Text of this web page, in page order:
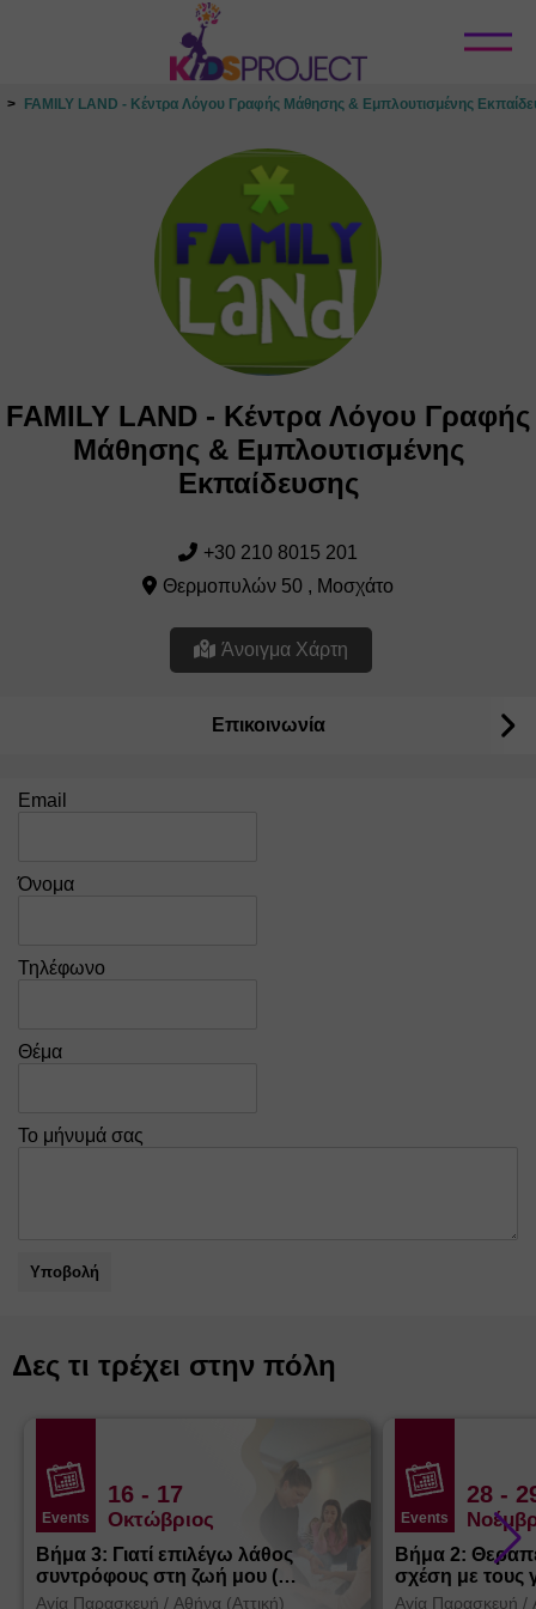
Κλείσιμο
FAMILY LAND - Κέντρα Λόγου Γραφής Μάθησης & Εμπλουτισμένης
FAMILY LAND - Κέντρα Λόγου Γραφής
Μάθησης & Εμπλουτισμένης
Εκπαίδευσης
+30 210 8015 201
Θερμοπυλών 50 , Μοσχάτο
Άνοιγμα Χάρτη
Επικοινωνία
Email
Όνομα
Τηλέφωνο
Θέμα
Το μήνυμά σας
Υποβολή
Δες τι τρέχει στην πόλη
Events
16 - 17
Οκτώβριος
Βήμα 3: Γιατί επιλέγω λάθος
συντρόφους στη ζωή μου (
Θεσσαλονίκη)
Αγία Παρασκευή / Αθήνα (Αττική)
Events
28 -
Βήμα 2:
σχέση με τους
Αγία Παρασκευή /